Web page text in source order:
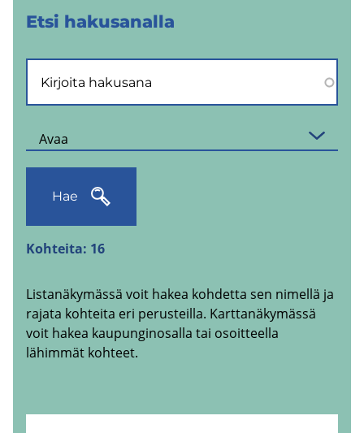
Etsi ha­kusa­nal­la
Avaa
Hae
Kohteita: 16
Listanäkymässä voit hakea kohdetta sen nimellä ja
rajata kohteita eri perusteilla. Karttanäkymässä
voit hakea kaupunginosalla tai osoitteella
lähimmät kohteet.